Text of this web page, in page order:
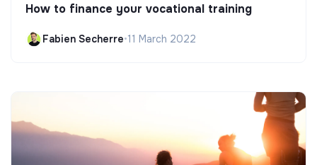
How to finance your vocational training
Fabien Secherre•11 March 2022